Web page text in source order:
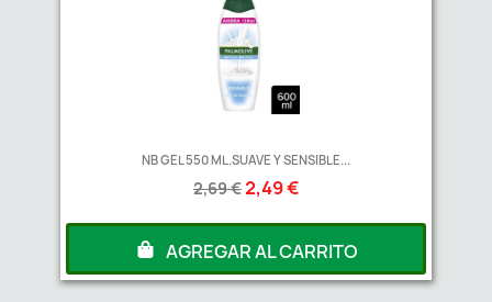
NB GEL 550 ML.SUAVE Y SENSIBLE...
2,69 €2,49 €
AGREGAR AL CARRITO